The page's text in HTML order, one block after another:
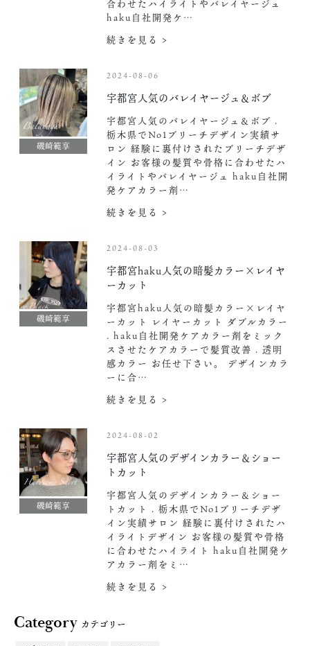
合わせたハイライトやバレイヤージュ
haku自社開発ケ…
続きを見る >
磯崎範享
2024-08-06
宇都宮人気のバレイヤージュ＆ボブ
宇都宮人気のバレイヤージュ＆ボブ .
栃木県でNo1ブリーチデザイン実績サ
ロン 経験に裏付けされたブリーチデザ
イン お客様の髪質や骨格に合わせたハ
イライトやバレイヤージュ haku自社開
発ケアカラー剤…
続きを見る >
磯崎範享
2024-08-03
宇都宮haku人気の暗髪カラー×レイヤ
ーカット
宇都宮haku人気の暗髪カラー×レイヤ
ーカット レイヤーカット ダブルカラー
. haku自社開発ケアカラー剤をミック
スさせたケアカラーで髪質改善 . 透明
感カラー お任せ下さい。 デザインカラ
ーに合…
続きを見る >
磯崎範享
2024-08-02
宇都宮人気のデザインカラー＆ショー
トカット
宇都宮人気のデザインカラー＆ショー
トカット . 栃木県でNo1ブリーチデザ
イン実績サロン 経験に裏付けされたハ
イライトデザイン お客様の髪質や骨格
に合わせたハイライト haku自社開発ケ
アカラー剤をミ…
続きを見る >
Categoryカテゴリー